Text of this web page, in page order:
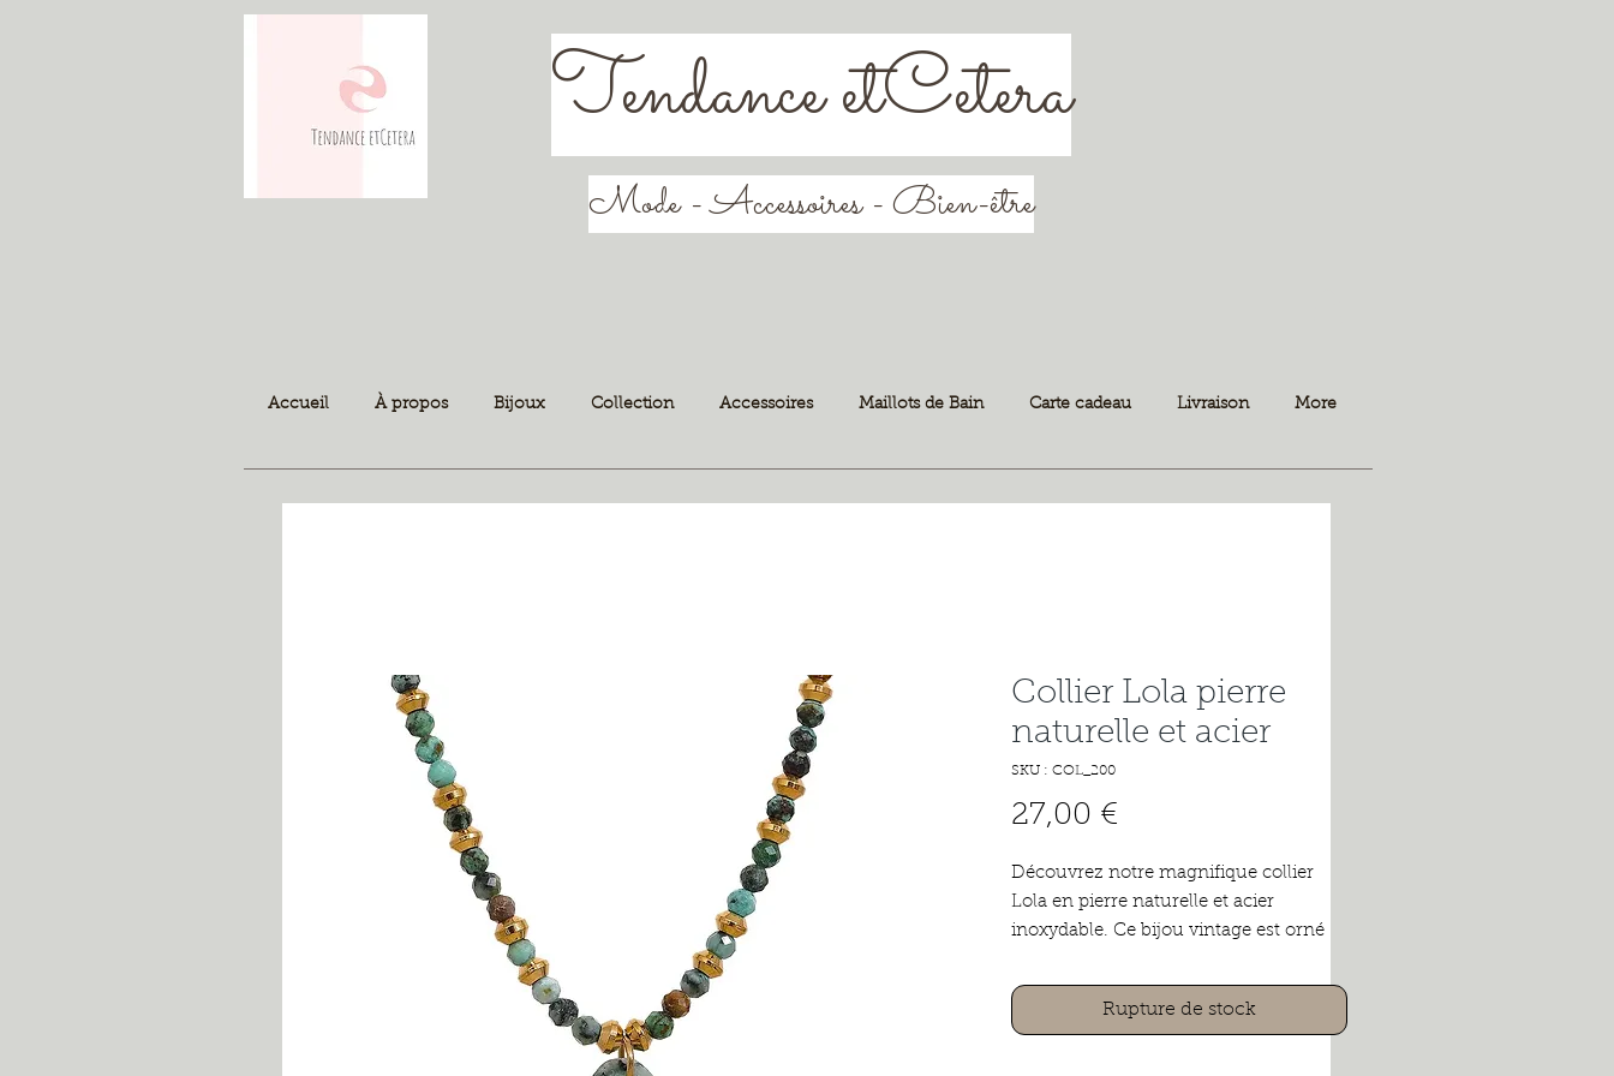
Tendance etCetera
Mode - Accessoires - Bien-être
Accueil À propos Bijoux Collection Accessoires Maillots de Bain Carte cadeau Livraison More
Collier Lola pierre
naturelle et acier
SKU : COL_200
27,00 €Prix
Découvrez notre magnifique collier
Lola en pierre naturelle et acier
inoxydable. Ce bijou vintage est orné
apportent une touche exotique et
élégante à votre tenue. Le fermoir en
Rupture de stock